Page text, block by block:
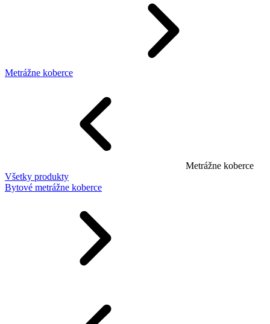
Metrážne koberce
Metrážne koberce
Všetky produkty
Bytové metrážne koberce